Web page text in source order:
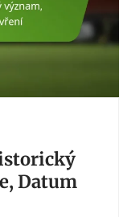
Datum